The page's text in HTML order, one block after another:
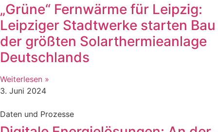
„Grüne“ Fernwärme für Leipzig:
Leipziger Stadtwerke starten Bau
der größten Solarthermieanlage
Deutschlands
Weiterlesen »
3. Juni 2024
Daten und Prozesse